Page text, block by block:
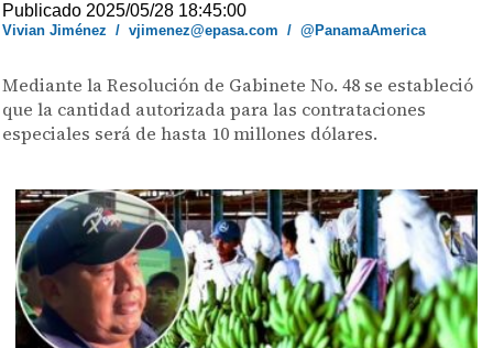
Publicado 2025/05/28 18:45:00
Vivian Jiménez /vjimenez@epasa.com /@PanamaAmerica
Mediante la Resolución de Gabinete No. 48 se estableció
que la cantidad autorizada para las contrataciones
especiales será de hasta 10 millones dólares.